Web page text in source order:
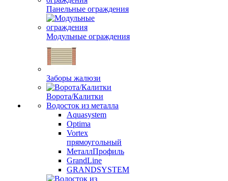
Панельные ограждения
Модульные ограждения
Заборы жалюзи
Ворота/Калитки
Водосток из металла
Aquasystem
Optima
Vortex
прямоугольный
МеталлПрофиль
GrandLine
GRANDSYSTEM